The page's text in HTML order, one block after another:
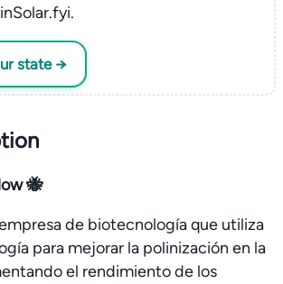
state →
🐝
de biotecnología que utiliza
para mejorar la polinización en la
el rendimiento de los